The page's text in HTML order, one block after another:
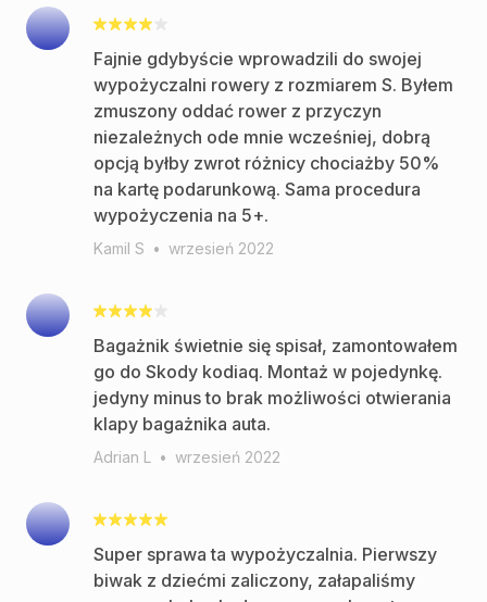
Fajnie gdybyście wprowadzili do swojej
wypożyczalni rowery z rozmiarem S. Byłem
zmuszony oddać rower z przyczyn
niezależnych ode mnie wcześniej, dobrą
opcją byłby zwrot różnicy chociażby 50%
na kartę podarunkową. Sama procedura
wypożyczenia na 5+.
Kamil S • wrzesień 2022
Bagażnik świetnie się spisał, zamontowałem
go do Skody kodiaq. Montaż w pojedynkę.
jedyny minus to brak możliwości otwierania
klapy bagażnika auta.
Adrian L • wrzesień 2022
Super sprawa ta wypożyczalnia. Pierwszy
biwak z dziećmi zaliczony, załapaliśmy